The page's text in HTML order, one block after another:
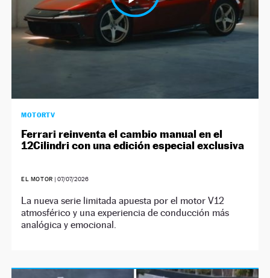
MOTORTV
Ferrari reinventa el cambio manual en el
12Cilindri con una edición especial exclusiva
EL MOTOR | 07/07/2026
La nueva serie limitada apuesta por el motor V12
atmosférico y una experiencia de conducción más
analógica y emocional.